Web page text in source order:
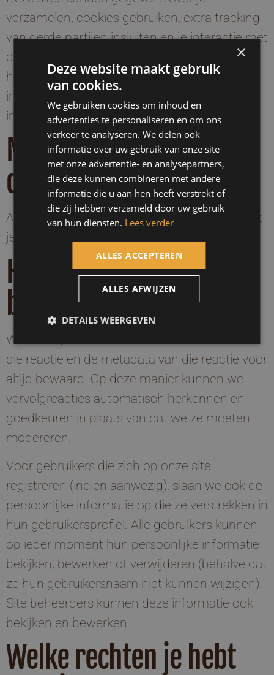
verzamelen, cookies gebruiken, extra tracking
van derde partijen insluiten en je interactie met
deze ingesloten inhoud monitoren, inclusief
het vastleggen van de interactie met
ingesloten inhoud als je een account hebt en
ingelogd bent op die site.
Met wie we je gegevens
delen
Als je een wachtwoord reset aanvraagt, wordt
je IP-adres opgenomen in de reset e-mail.
Hoelang we je gegevens
bewaren
Wanneer je een reactie achterlaat dan wordt
die reactie en de metadata van die reactie voor
altijd bewaard. Op deze manier kunnen we
vervolgreacties automatisch herkennen en
goedkeuren in plaats van dat we ze moeten
modereren.
Voor gebruikers die zich op onze site
registreren (indien aanwezig), slaan we ook de
persoonlijke informatie op die ze verstrekken in
hun gebruikersprofiel. Alle gebruikers kunnen
op ieder moment hun persoonlijke informatie
bekijken, bewerken of verwijderen (behalve dat
ze hun gebruikersnaam niet kunnen wijzigen).
Site beheerders kunnen deze informatie ook
bekijken en bewerken.
Welke rechten je hebt
×
Deze website maakt gebruik
van cookies.
We gebruiken cookies om inhoud en
advertenties te personaliseren en om ons
verkeer te analyseren. We delen ook
informatie over uw gebruik van onze site
met onze advertentie- en analysepartners,
die deze kunnen combineren met andere
informatie die u aan hen heeft verstrekt of
die zij hebben verzameld door uw gebruik
van hun diensten. Lees verder
ALLES ACCEPTEREN
ALLES AFWIJZEN
DETAILS WEERGEVEN